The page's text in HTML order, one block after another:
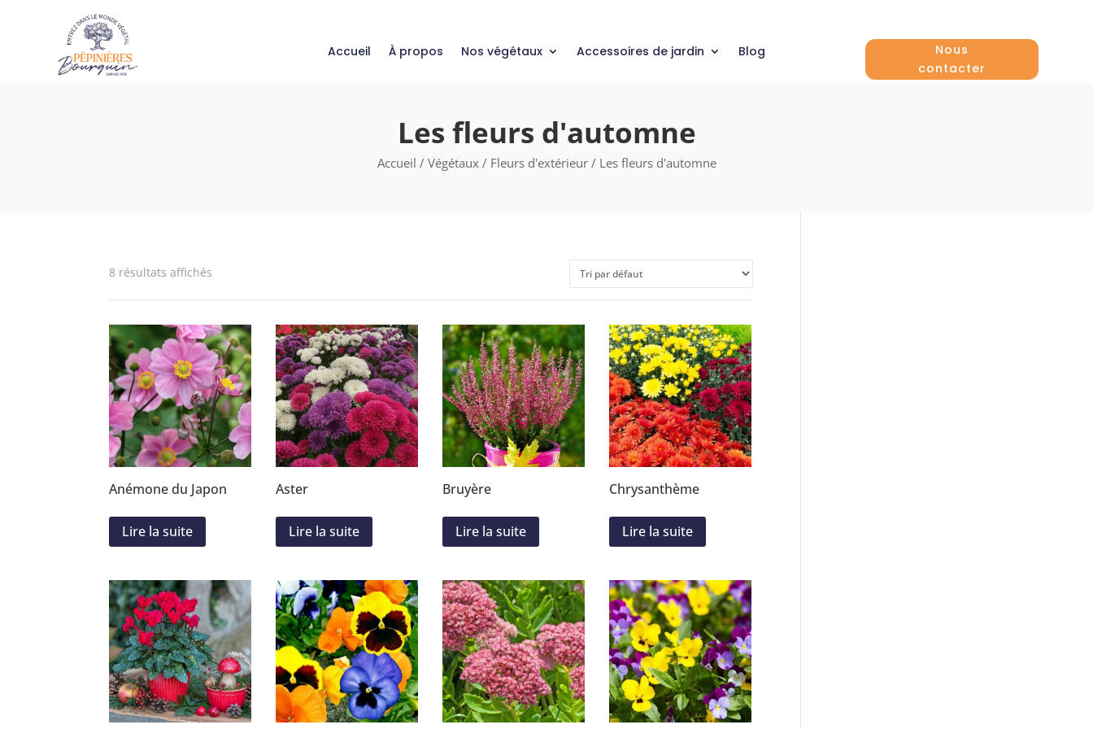
Accueil À propos Nos végétaux Accessoires de jardin Blog
Nous
contacter
Les fleurs d'automne
Accueil / Végétaux/ Fleurs d'extérieur/ Les fleurs d'automne
8 résultats affichés
Anémone du Japon
Lire la suite
Aster
Lire la suite
Bruyère
Lire la suite
Chrysanthème
Lire la suite